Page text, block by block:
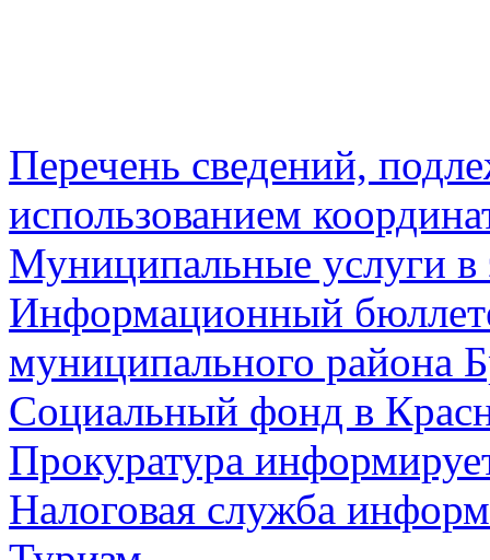
Перечень сведений,
использованием
Муниципальные услуги в
Информационный
муниципального района
Социальный фонд в
Прокуратура
Налоговая служба